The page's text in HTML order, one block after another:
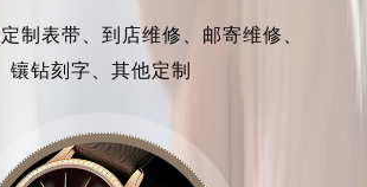
定制表带、 到店维修、 邮寄维修、
镶钻刻字、其他定制